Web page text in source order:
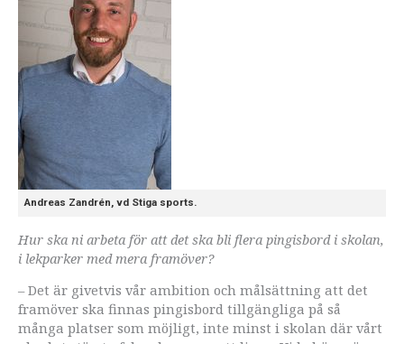
Andreas Zandrén, vd Stiga sports.
Hur ska ni arbeta för att det ska bli flera pingisbord i skolan,
i lekparker med mera framöver?
– Det är givetvis vår ambition och målsättning att det
framöver ska finnas pingisbord tillgängliga på så
många platser som möjligt, inte minst i skolan där vårt